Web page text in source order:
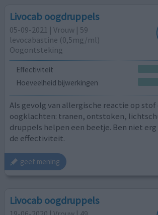
Livocab oogdruppels
05-09-2021 | Vrouw | 59
levocabastine (0,5mg/ml)
Oogontsteking
Effectiviteit
Hoeveelheid bijwerkingen
Als gevolg van allergische reactie op
oogklachten: tranen, ontstoken,
druppels helpen een beetje. Ben niet
de effectiviteit.
geef mening
Livocab oogdruppels